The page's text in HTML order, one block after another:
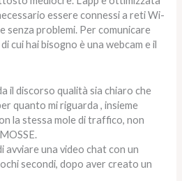
essere connessi a reti Wi-
senza problemi. Per comunicare
cui hai bisogno è una webcam e il
il discorso qualità sia chiaro che
quanto mi riguarda , insieme
la stessa mole di traffico, non
avviare una video chat con un
secondi, dopo aver creato un